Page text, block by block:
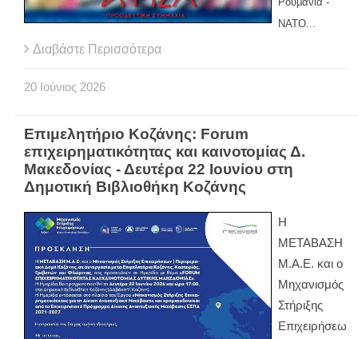
ΝΑΤΟ...
Διαβάστε Περισσότερα
20 Ιούνιος 2026
Επιμελητήριο Κοζάνης: Forum
επιχειρηματικότητας και καινοτομίας Δ.
Μακεδονίας - Δευτέρα 22 Ιουνίου στη
Δημοτική Βιβλιοθήκη Κοζάνης
Η
ΜΕΤΑΒΑΣΗ
Μ.Α.Ε. και ο
Μηχανισμός
Στήριξης
Επιχειρήσεω